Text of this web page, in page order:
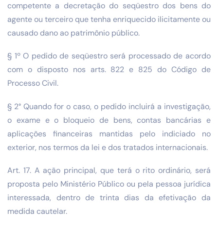
competente a decretação do seqüestro dos bens do
agente ou terceiro que tenha enriquecido ilicitamente ou
causado dano ao patrimônio público.
§ 1º O pedido de seqüestro será processado de acordo
com o disposto nos arts. 822 e 825 do Código de
Processo Civil.
§ 2° Quando for o caso, o pedido incluirá a investigação,
o exame e o bloqueio de bens, contas bancárias e
aplicações financeiras mantidas pelo indiciado no
exterior, nos termos da lei e dos tratados internacionais.
Art. 17. A ação principal, que terá o rito ordinário, será
proposta pelo Ministério Público ou pela pessoa jurídica
interessada, dentro de trinta dias da efetivação da
medida cautelar.